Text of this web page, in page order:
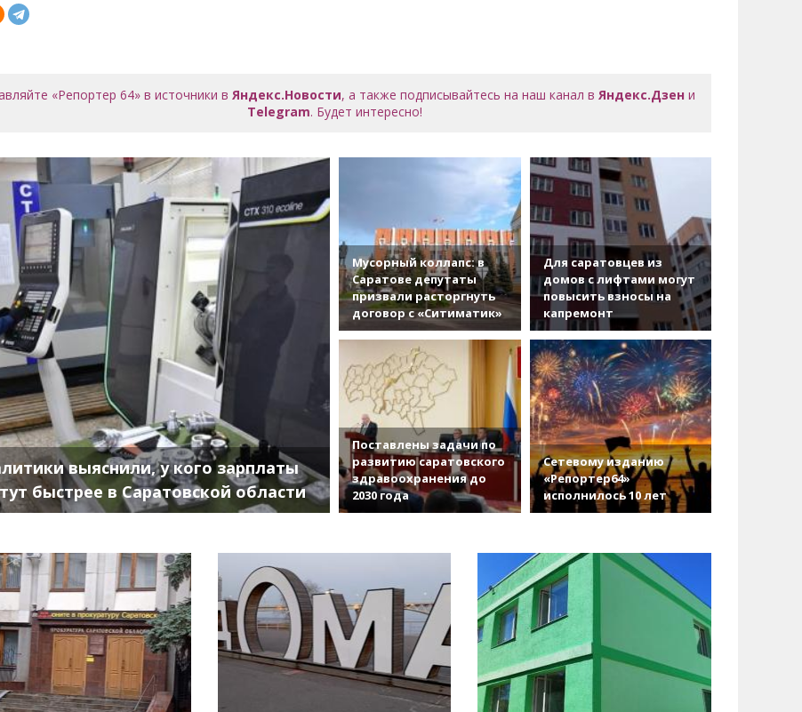
«Репортер 64» в источники вЯндекс.Новости, а также подписывайтесь на наш канал вЯндекс.Дзен и
Telegram. Будет интересно!
выяснили, у кого зарплаты
быстрее в Саратовской области
Мусорный коллапс: в
Саратове депутаты
призвали расторгнуть
договор с «Ситиматик»
Для саратовцев из
домов с лифтами могут
повысить взносы на
капремонт
Поставлены задачи по
развитию саратовского
здравоохранения до
2030 года
Сетевому изданию
«Репортер64»
исполнилось 10 лет